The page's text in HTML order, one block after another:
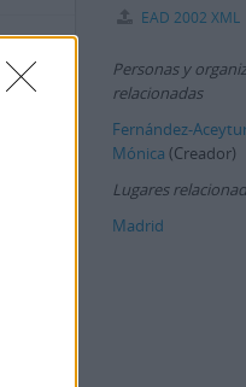
por
"El
EAD 2002 XML
Personas y
relacionadas
Fernández-
Mónica (Creador)
Lugares
Madrid